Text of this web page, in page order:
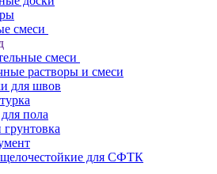
смеси
смеси
растворы и смеси
для швов
пола
для СФТК